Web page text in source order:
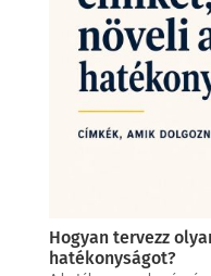
Hogyan tervezz
hatékonyságot?